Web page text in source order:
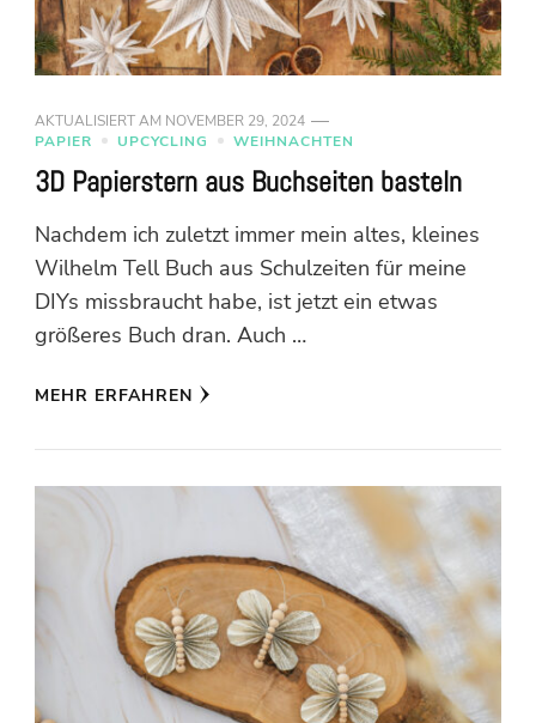
AKTUALISIERT AM NOVEMBER 29, 2024
PAPIER
UPCYCLING WEIHNACHTEN
3D Papierstern aus Buchseiten basteln
Nachdem ich zuletzt immer mein altes, kleines
Wilhelm Tell Buch aus Schulzeiten für meine
DIYs missbraucht habe, ist jetzt ein etwas
größeres Buch dran. Auch …
MEHR ERFAHREN